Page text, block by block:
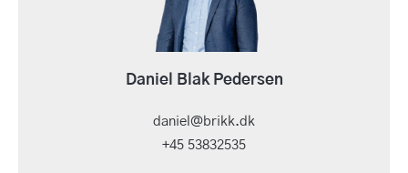
Daniel Blak Pedersen
daniel@brikk.dk
+45 53832535